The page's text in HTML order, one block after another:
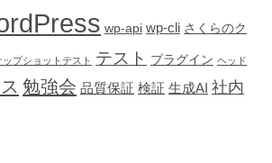
wp-api wp-cli さくらのク
ップショットテスト テスト プラグイン ヘッド
勉強会 品質保証 検証 生成AI 社内